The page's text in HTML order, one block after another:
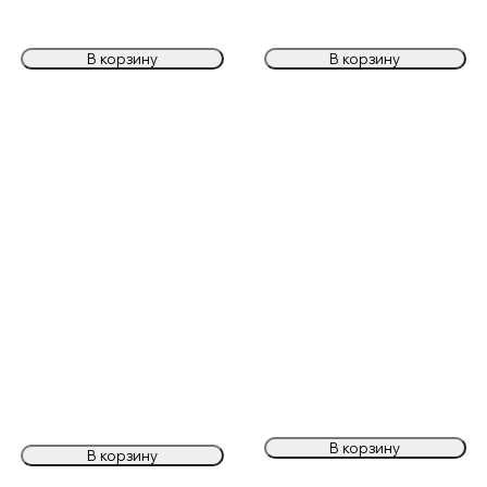
В корзину В корзину
В корзину В корзину